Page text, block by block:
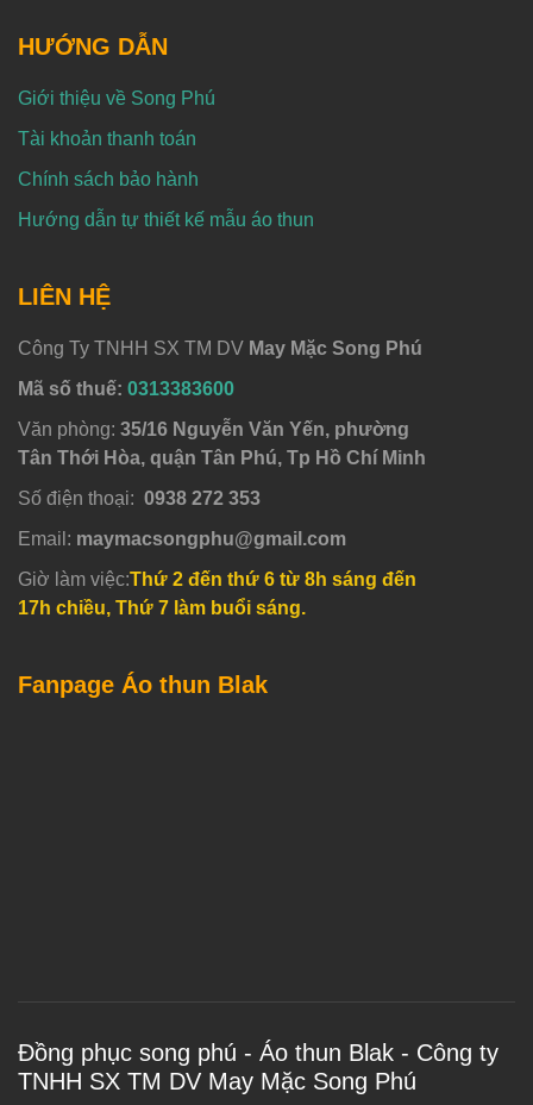
HƯỚNG DẪN
Giới thiệu về Song Phú
Tài khoản thanh toán
Chính sách bảo hành
Hướng dẫn tự thiết kế mẫu áo thun
LIÊN HỆ
Công Ty TNHH SX TM DV May Mặc Song Phú
Mã số thuế: 0313383600
Văn phòng: 35/16 Nguyễn Văn Yến, phường
Tân Thới Hòa, quận Tân Phú, Tp Hồ Chí Minh
Số điện thoại: 0938 272 353
Email: maymacsongphu@gmail.com
Giờ làm việc:Thứ 2 đến thứ 6 từ 8h sáng đến
17h chiều, Thứ 7 làm buổi sáng.
Fanpage Áo thun Blak
Đồng phục song phú - Áo thun Blak - Công ty
TNHH SX TM DV May Mặc Song Phú